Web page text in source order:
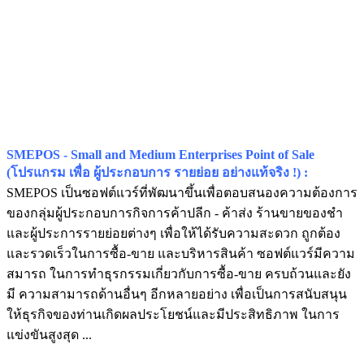
SMEPOS - Small and Medium Enterprises Point of Sale
(โปรแกรม เพื่อ ผู้ประกอบการ รายย่อย อย่างแท้จริง !) :
SMEPOS เป็นซอฟต์แวร์ที่พัฒนาขึ้นเพื่อตอบสนองความต้องการ
ของกลุ่มผู้ประกอบการกิจการค้าปลีก - ค้าส่ง ร้านขายของชำ
และผู้ประการรายย่อยต่างๆ เพื่อให้ได้รับความสะดวก ถูกต้อง
และรวดเร็วในการซื้อ-ขาย และบริหารสินค้า ซอฟต์แวร์มีความ
สมารถ ในการทำธุรกรรมเกี่ยวกับการซื้อ-ขาย ครบถ้วนและยัง
มี ความสามารถด้านอื่นๆ อีกหลายอย่าง เพื่อเป็นการสนับสนุน
ให้ธุรกิจของท่านเกิดผลประโยชน์และมีประสิทธิภาพ ในการ
แข่งขันสูงสุด ...